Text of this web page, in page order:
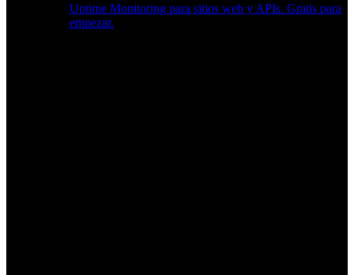
Uptime Monitoring para sitios web y APIs. Gratis para
empezar.